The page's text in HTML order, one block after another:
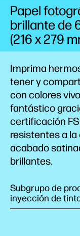
Imprima
tener y
con colores
fantástico
certificación
resistentes a la
acabado
brillantes.
Subgrupo de
inyección de
Papel
brillante de
(216 x 279